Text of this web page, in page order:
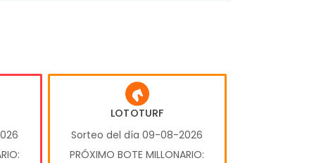
LOTOTURF
Sorteo del día 09-08-2026
PRÓXIMO BOTE MILLONARIO: